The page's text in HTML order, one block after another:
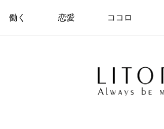
働く 恋愛 ココロ